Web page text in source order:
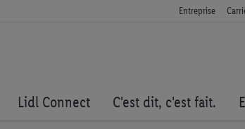
Entreprise
Lidl Connect C'est dit, c'est fait.